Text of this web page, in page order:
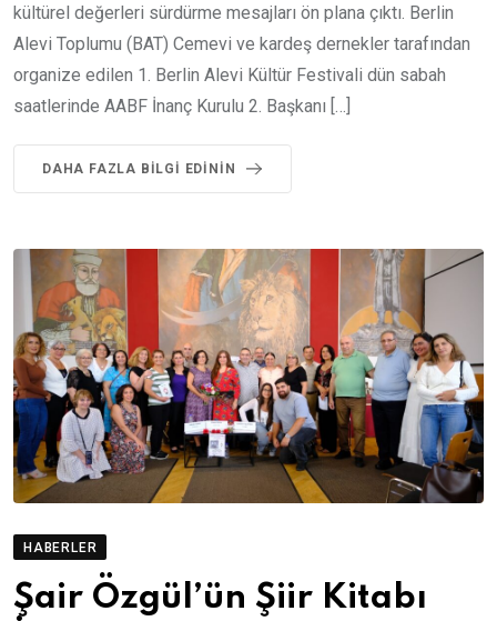
kültürel değerleri sürdürme mesajları ön plana çıktı. Berlin
Alevi Toplumu (BAT) Cemevi ve kardeş dernekler tarafından
organize edilen 1. Berlin Alevi Kültür Festivali dün sabah
saatlerinde AABF İnanç Kurulu 2. Başkanı […]
DAHA FAZLA BILGI EDININ
HABERLER
Şair Özgül’ün Şiir Kitabı